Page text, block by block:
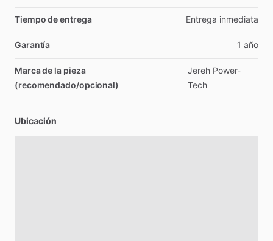
Tiempo de entrega Entrega inmediata
Garantía 1 año
Marca de la pieza
(recomendado/opcional)
Jereh Power-
Tech
Ubicación